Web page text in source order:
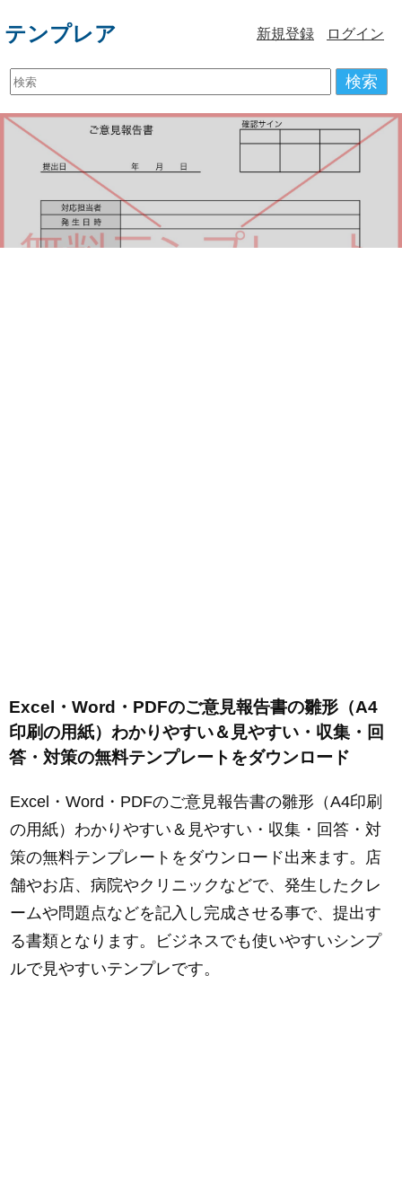
テンプレア 新規登録 ログイン
検索
Excel・Word・PDFのご意見報告書の雛形（A4
印刷の用紙）わかりやすい＆見やすい・収集・回
答・対策の無料テンプレートをダウンロード
Excel・Word・PDFのご意見報告書の雛形（A4印刷
の用紙）わかりやすい＆見やすい・収集・回答・対
策の無料テンプレートをダウンロード出来ます。店
舗やお店、病院やクリニックなどで、発生したクレ
ームや問題点などを記入し完成させる事で、提出す
る書類となります。ビジネスでも使いやすいシンプ
ルで見やすいテンプレです。